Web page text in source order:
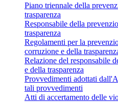
Piano triennale della
trasparenza
Responsabile della
trasparenza
Regolamenti per la
corruzione e della
Relazione del responsabile
e della trasparenza
Provvedimenti adottati
tali provvedimenti
Atti di accertamento delle